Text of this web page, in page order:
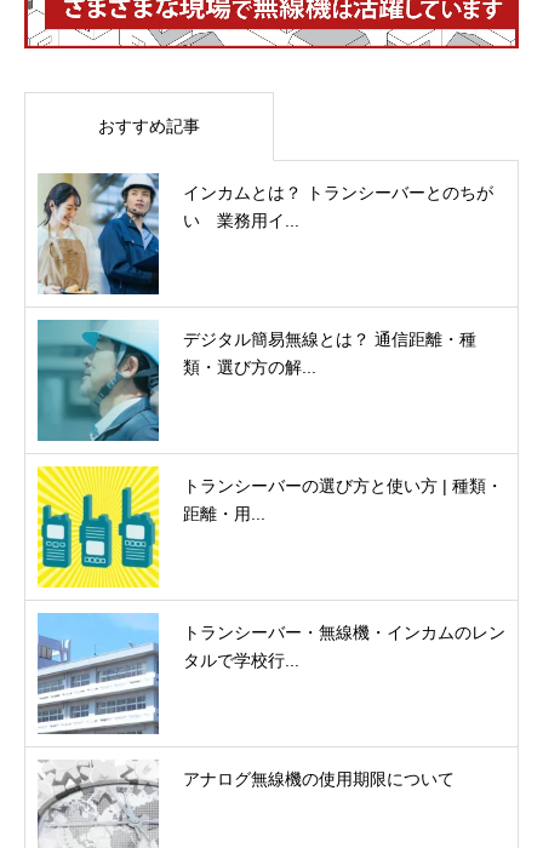
おすすめ記事
インカムとは？ トランシーバーとのちが
い 業務用イ...
デジタル簡易無線とは？ 通信距離・種
類・選び方の解...
トランシーバーの選び方と使い方 | 種類・
距離・用...
トランシーバー・無線機・インカムのレン
タルで学校行...
アナログ無線機の使用期限について